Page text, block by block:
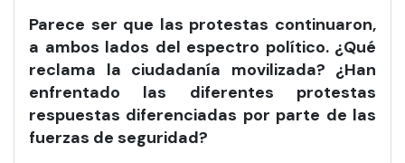
Parece ser que las protestas continuaron,
a ambos lados del espectro político. ¿Qué
reclama la ciudadanía movilizada? ¿Han
enfrentado las diferentes protestas
respuestas diferenciadas por parte de las
fuerzas de seguridad?